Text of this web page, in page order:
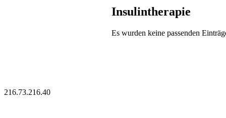
Insulintherapie
Es wurden keine passenden
216.73.216.40